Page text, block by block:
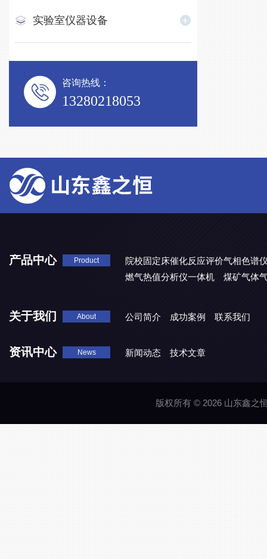
实验室仪器设备
咨询热线：
13280218053
产品中心 Product
院校固定床催化反应评价气相色谱
燃气热值分析仪一体机
煤矿气体
关于我们 About 公司简介 成功案例 联系我们
资讯中心 News 新闻动态 技术文章
版权所有 © 2026 山东鑫之